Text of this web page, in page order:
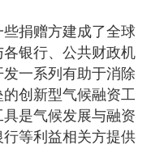
捐赠方建成了全球
银行、公共财政机
一系列有助于消除
创新型气候融资工
是气候发展与融资
等利益相关方提供